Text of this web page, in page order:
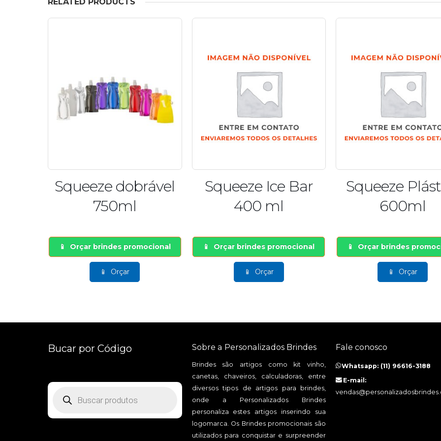
Squeeze Ice Bar
400 ml
Orçar brindes promocional
Orçar
Squeeze Plástico
600ml
Orçar brindes promocional
Orçar
Garrafa de
800ml
Orçar brindes
Orçar
Bucar por Código
produtos
Sobre a Personalizados Brindes
Brindes são artigos como kit vinho,
canetas, chaveiros, calculadoras, entre
diversos tipos de artigos para brindes,
onde a Personalizados Brindes
personaliza estes artigos inserindo sua
logomarca. Os Brindes promocionais são
utilizados para conquistar e surpreender
Fale conosco
Whatsapp: (11) 96616-3188
E-mail: